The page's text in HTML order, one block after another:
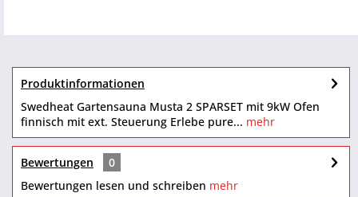
Produktinformationen
Swedheat Gartensauna Musta 2 SPARSET mit 9kW Ofen
finnisch mit ext. Steuerung Erlebe pure... mehr
Bewertungen
0
Bewertungen lesen und schreiben mehr